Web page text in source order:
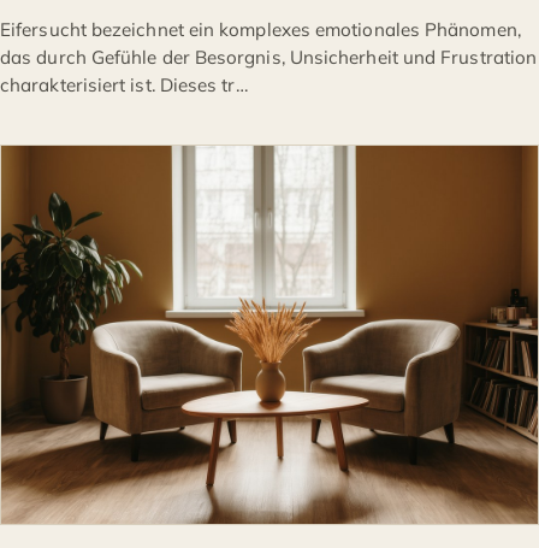
Eifersucht bezeichnet ein komplexes emotionales Phänomen,
das durch Gefühle der Besorgnis, Unsicherheit und Frustration
charakterisiert ist. Dieses tr…